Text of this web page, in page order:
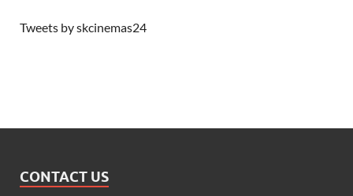
Tweets by skcinemas24
CONTACT US